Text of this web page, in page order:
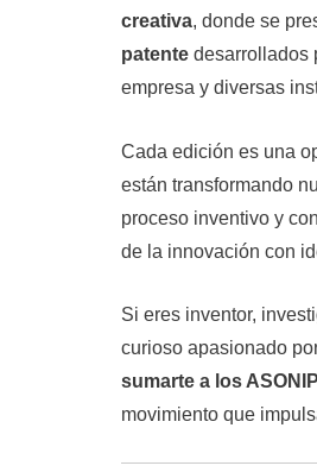
creativa, donde se
patente desarrollados
empresa y diversas
Cada edición es una
están transformando
proceso inventivo y
de la innovación con
Si eres inventor,
curioso apasionado
sumarte a los
movimiento que